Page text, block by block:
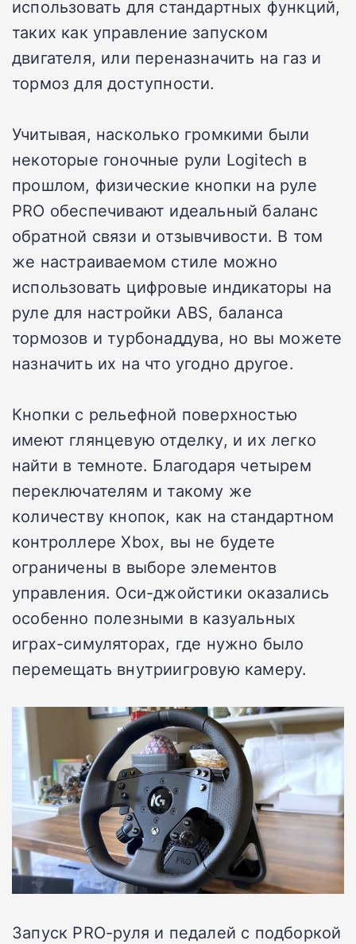
использовать для стандартных функций,
таких как управление запуском
двигателя, или переназначить на газ и
тормоз для доступности.
Учитывая, насколько громкими были
некоторые гоночные рули Logitech в
прошлом, физические кнопки на руле
PRO обеспечивают идеальный баланс
обратной связи и отзывчивости. В том
же настраиваемом стиле можно
использовать цифровые индикаторы на
руле для настройки ABS, баланса
тормозов и турбонаддува, но вы можете
назначить их на что угодно другое.
Кнопки с рельефной поверхностью
имеют глянцевую отделку, и их легко
найти в темноте. Благодаря четырем
переключателям и такому же
количеству кнопок, как на стандартном
контроллере Xbox, вы не будете
ограничены в выборе элементов
управления. Оси-джойстики оказались
особенно полезными в казуальных
играх-симуляторах, где нужно было
перемещать внутриигровую камеру.
Запуск PRO-руля и педалей с подборкой